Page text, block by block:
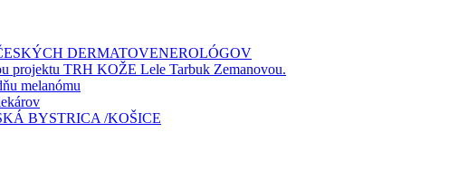
DERMATOVENEROLÓGOV
projektu TRH KOŽE Lele Tarbuk Zemanovou.
melanómu
BYSTRICA /KOŠICE